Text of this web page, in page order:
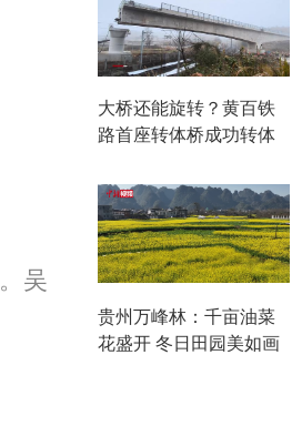
吴
大桥还能旋转？黄百铁
路首座转体桥成功转体
贵州万峰林：千亩油菜
花盛开 冬日田园美如画